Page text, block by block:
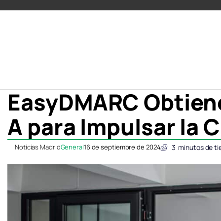
EasyDMARC
A para Impulsar la
Noticias MadridGeneral16 de septiembre de 2024 3 minutos de
en en
en en